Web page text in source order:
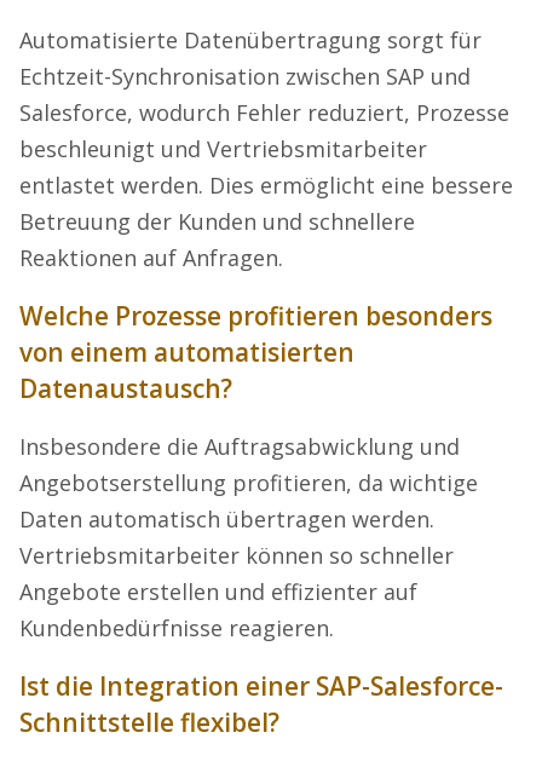
Automatisierte Datenübertragung sorgt für
Echtzeit-Synchronisation zwischen SAP und
Salesforce, wodurch Fehler reduziert, Prozesse
beschleunigt und Vertriebsmitarbeiter
entlastet werden. Dies ermöglicht eine bessere
Betreuung der Kunden und schnellere
Reaktionen auf Anfragen.
Welche Prozesse profitieren besonders
von einem automatisierten
Datenaustausch?
Insbesondere die Auftragsabwicklung und
Angebotserstellung profitieren, da wichtige
Daten automatisch übertragen werden.
Vertriebsmitarbeiter können so schneller
Angebote erstellen und effizienter auf
Kundenbedürfnisse reagieren.
Ist die Integration einer SAP-Salesforce-
Schnittstelle flexibel?